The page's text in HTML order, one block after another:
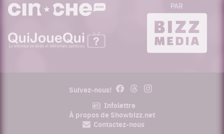
cinoche.com
quijouequi.com bizzmedia.ca
PAR
Suivez-nous! FacebookThreadsInstagram
Infolettre
À propos de Showbizz.net
Contactez-nous